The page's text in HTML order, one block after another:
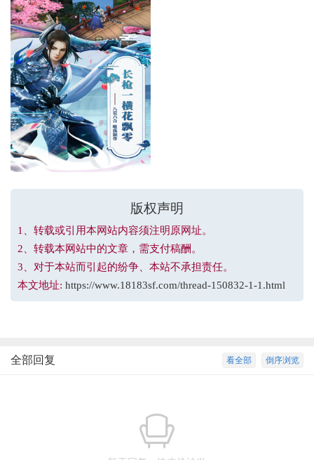
版权声明
1、转载或引用本网站内容须注明原网址。
2、转载本网站中的文章，需支付稿酬。
3、对于本站而引起的纷争、本站不承担责任。
本文地址: https://www.18183sf.com/thread-150832-1-1.html
倒序浏览
看全部
全部回复